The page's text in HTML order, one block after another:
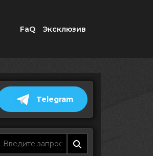
FaQ Эксклюзив
Telegram